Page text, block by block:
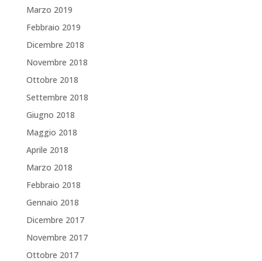
Marzo 2019
Febbraio 2019
Dicembre 2018
Novembre 2018
Ottobre 2018
Settembre 2018
Giugno 2018
Maggio 2018
Aprile 2018
Marzo 2018
Febbraio 2018
Gennaio 2018
Dicembre 2017
Novembre 2017
Ottobre 2017